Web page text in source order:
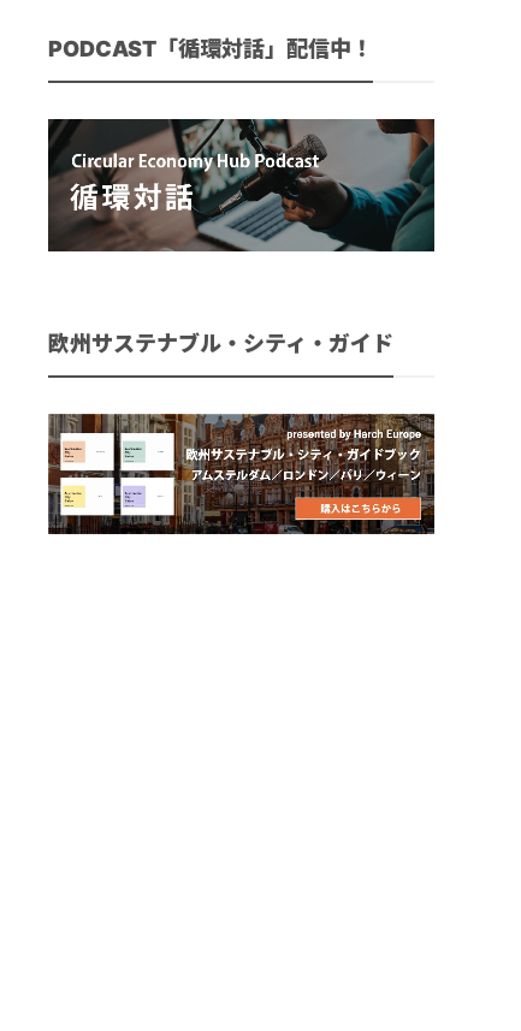
PODCAST「循環対話」配信中！
欧州サステナブル・シティ・ガイド